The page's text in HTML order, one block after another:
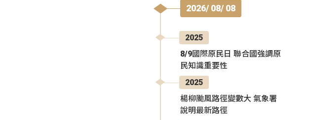
2026/ 08/ 08
2025
8/9國際原民日 聯合國強調原
民知識重要性
2025
楊柳颱風路徑變數大 氣象署
說明最新路徑